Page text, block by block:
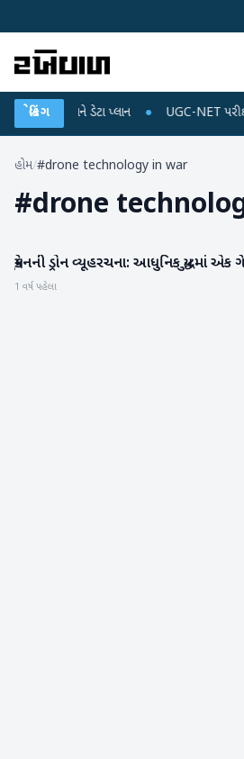
બ્રેકિંગ
રિચાર્જ અને ડેટા પ્લાન ● UGC-NET પરીક્ષા
હોમ/#drone technology in war
#drone
આંતરરાષ્ટ્રીય
યુક્રેનની ડ્રોન વ્યૂહરચના: આધુનિક યુદ્ધમાં
1 વર્ષ પહેલા